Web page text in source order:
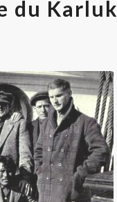
du Karluk
en Alaska